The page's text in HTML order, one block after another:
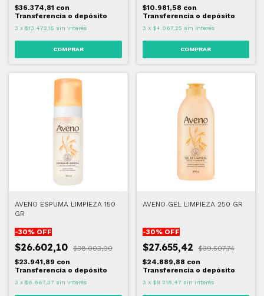
$36.374,81 con
Transferencia o depósito
3 x $13.472,15 sin interés
$10.981,58 con
Transferencia o depósito
3 x $4.067,25 sin interés
AVENO ESPUMA LIMPIEZA 150
GR
-30% OFF
$26.602,10
$38.003,00
$23.941,89 con
Transferencia o depósito
3 x $8.867,37 sin interés
AVENO GEL LIMPIEZA 250 GR
-30% OFF
$27.655,42
$39.507,74
$24.889,88 con
Transferencia o depósito
3 x $9.218,47 sin interés